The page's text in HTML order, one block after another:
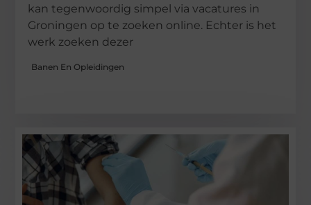
kan tegenwoordig simpel via vacatures in
Groningen op te zoeken online. Echter is het
werk zoeken dezer
Banen En Opleidingen